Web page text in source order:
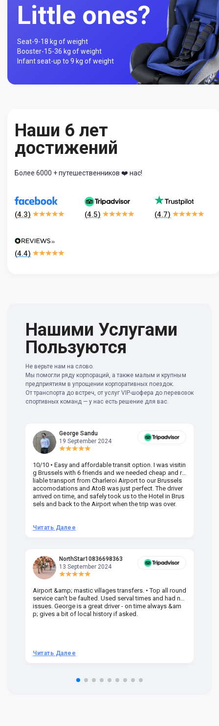
Little ones?
Seat-9-18 kg of weight
Booster-15-36 kg of weight
Infant seat-up to 9 kg of weight
Наши 6 лет
достижений
Более 6000 + путешественников ❤️ нас!
(4.3) (4.5) (4.7)
(4.4)
Нашими Услугами
Пользуются
Не верьте нам на слово.
Мы помогли ряду корпораций, а также малым и крупным
предприятиям в упрощении корпоративных поездок.
От транспорта до встреч, от услуг VIP-шофера до перевозок
спортивных команд — у нас есть решение для вас.
George Sandu
19 September 2024
10/10 • Easy and affordable transit option. I was visitin
g Brussels with 6 friends and we needed cheap and re
liable transport from Charleroi Airport to our Brussels
accomodations and AtoB was just perfect. The driver
arrived on time, and safely took us to the Hotel in Brus
sels and back to the Airport when the trip was over.
Читать Далее
NorthStar10836698363
13 September 2024
Airport &amp; mastic villages transfers. • Top all round
service can't be faulted. Used serval times and had no
issues. George is a great driver - on time always &am
p; gives a bit of local history if asked.
Читать Далее